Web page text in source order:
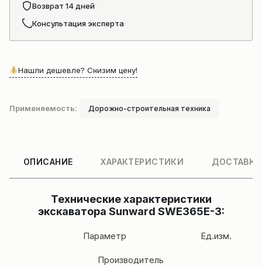
Возврат 14 дней
Консультация эксперта
Нашли дешевле? Снизим цену!
Применяемость: Дорожно-строительная техника
ОПИСАНИЕ ХАРАКТЕРИСТИКИ
Технические характеристики
экскаватора Sunward SWE365E-3:
Параметр Ед.изм.
Производитель